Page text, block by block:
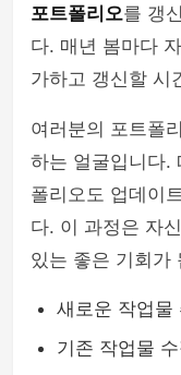
포트폴리오를 갱
다. 매년 봄마다
가하고 갱신할 시
여러분의 포트폴
하는 얼굴입니다.
폴리오도 업데이
다. 이 과정은 자
있는 좋은 기회가
새로운 작업물
기존 작업물 수